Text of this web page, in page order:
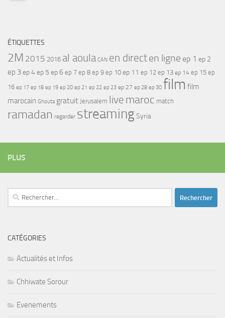
ÉTIQUETTES
2M 2015 2016 al aoula CAN en directen ligne ep 1 ep 2
ep 3ep 4ep 5 ep 6 ep 7 ep 8 ep 9 ep 10 ep 11 ep 12 ep 13 ep 14 ep 15 ep
16 ep 17 ep 18 ep 19 ep 20 ep 21 ep 22 ep 23 ep 27 ep 28 ep 30 film film
marocain Ghouta gratuit Jerusalem live maroc match
ramadan regarder streamingSyria
PLUS
Rechercher :
CATÉGORIES
Actualités et Infos
Chhiwate Sorour
Evenements